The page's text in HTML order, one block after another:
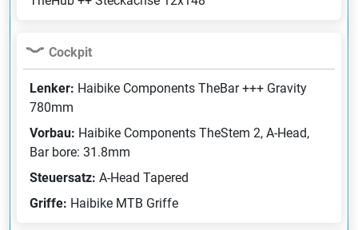
Cockpit
Lenker: Haibike Components TheBar +++ Gravity
780mm
Vorbau: Haibike Components TheStem 2, A-Head,
Bar bore: 31.8mm
Steuersatz: A-Head Tapered
Griffe: Haibike MTB Griffe